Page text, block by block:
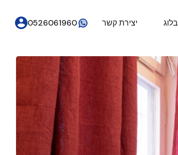
בלוג יצירת קשר 0526061960